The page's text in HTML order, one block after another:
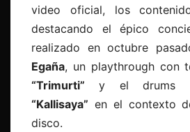
video oficial, los
destacando el épico
realizado en octubre
Egaña, un playthrough con
“Trimurti” y el drums
“Kallisaya” en el contexto
disco.